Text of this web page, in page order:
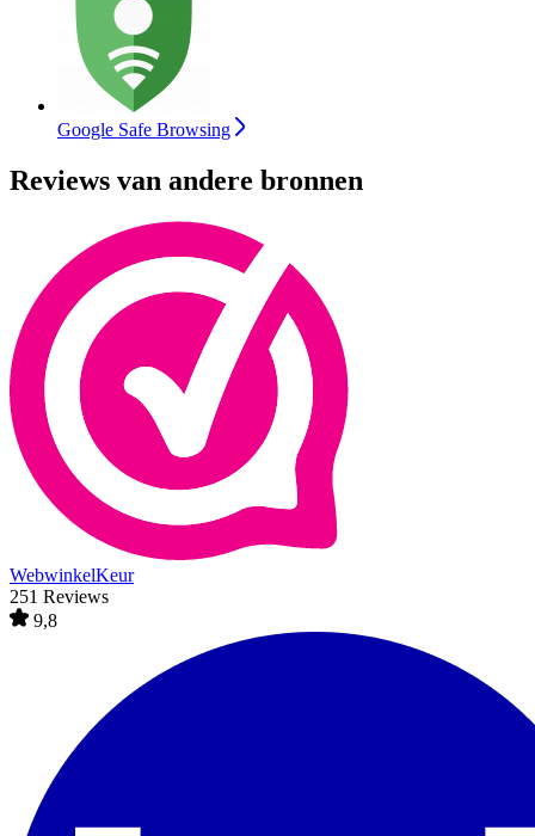
Google Safe Browsing
Reviews van andere bronnen
WebwinkelKeur
251 Reviews
9,8